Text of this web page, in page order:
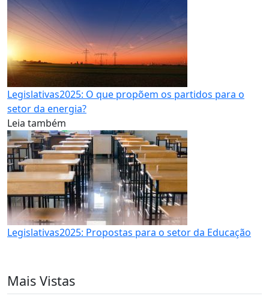
Legislativas2025: O que propõem os partidos para o
setor da energia?
Leia também
Legislativas2025: Propostas para o setor da Educação
Mais Vistas